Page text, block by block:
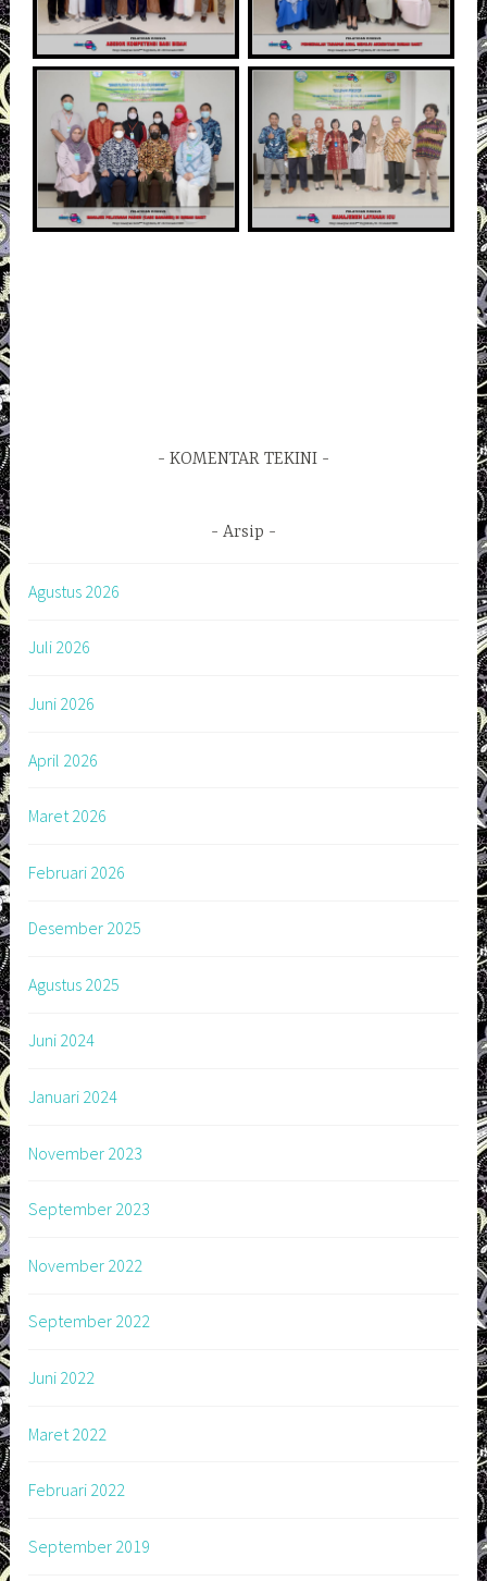
KOMENTAR TEKINI
Arsip
Agustus 2026
Juli 2026
Juni 2026
April 2026
Maret 2026
Februari 2026
Desember 2025
Agustus 2025
Juni 2024
Januari 2024
November 2023
September 2023
November 2022
September 2022
Juni 2022
Maret 2022
Februari 2022
September 2019